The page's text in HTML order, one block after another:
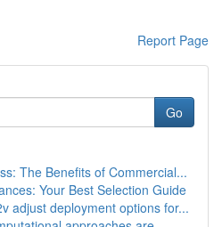
Report Page
Go
The Benefits of Commercial...
Your Best Selection Guide
adjust deployment options for...